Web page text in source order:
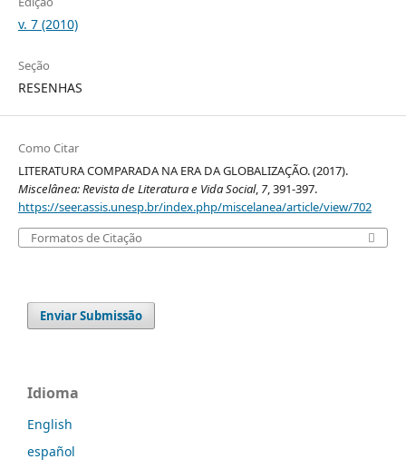
v. 7 (2010)
Seção
RESENHAS
Como Citar
LITERATURA COMPARADA NA ERA DA GLOBALIZAÇÃO. (2017).
Miscelânea: Revista de Literatura e Vida Social, 7, 391-397.
https://seer.assis.unesp.br/index.php/miscelanea/article/view/702
Formatos de Citação
Enviar Submissão
Idioma
English
español